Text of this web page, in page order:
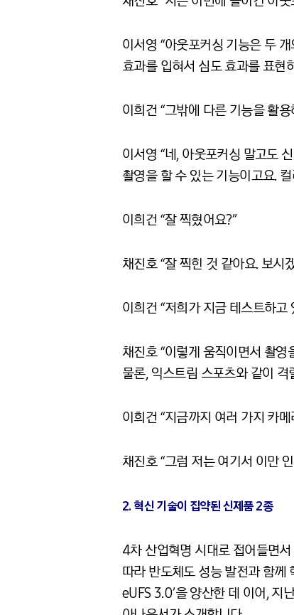
이서영 “아웃포커싱 기능은 두
효과를 입혀서 심도 효과를 표현
이희건 “그밖에 다른 기능을 활
이서영 “네, 아웃포커싱 말고도
촬영을 할 수 있는 기능이고요.
이희건 “잘 찍혔어요?”
채진호 “잘 찍힌 것 같아요. 보시
이희건 “저희가 지금 테스트하고
채진호 “이렇게 움직이면서 촬
물론, 익스트림 스포츠와 같이
이희건 “지금까지 여러 가지 카
채진호 “그럼 저는 여기서 이만
2. 혁신 기술이 집약된 신제품 2종
4차 산업혁명 시대로 접어들면
따라 반도체도 성능 발전과 함께
eUFS 3.0’을 양산한 데 이어, 지